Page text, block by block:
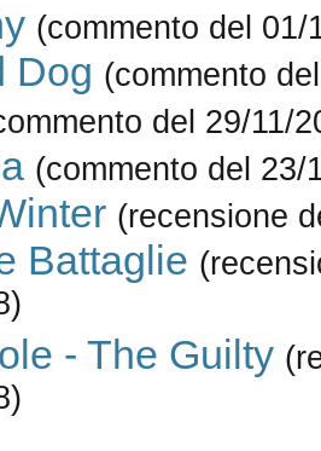
(commento del 01/
Dog (commento
del 29/11/
(commento del 23/
(recensione
Battaglie
- The Guilty